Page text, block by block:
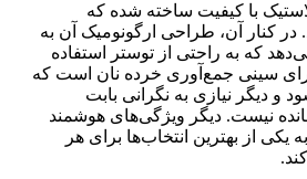
با کیفیت ساخته شده‌ که
در کنار آن، طراحی ارگونومیک آن به
که به راحتی از توستر استفاده
سینی جمع‌آوری خرده نان است که
و دیگر نیازی به نگرانی بابت
نیست. دیگر ویژگی‌های هوشمند
یکی از بهترین انتخاب‌ها برای هر